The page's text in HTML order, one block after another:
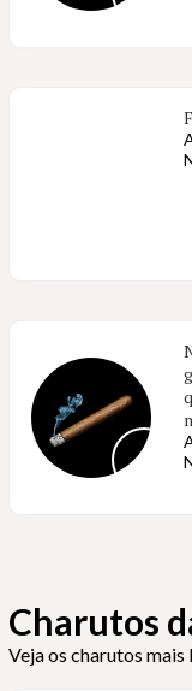
Charutos
Veja os charutos